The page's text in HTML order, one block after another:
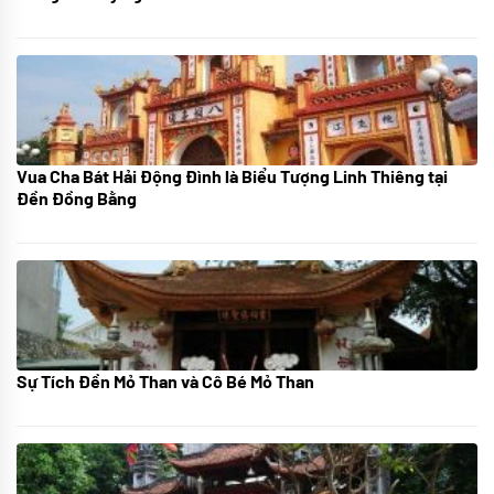
08/07/2024
Vua Cha Bát Hải Động Đình là Biểu Tượng Linh Thiêng tại
Đền Đồng Bằng
08/07/2024
Sự Tích Đền Mỏ Than và Cô Bé Mỏ Than